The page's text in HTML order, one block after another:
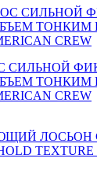
СИЛЬНОЙ
ТОНКИМ
CREW